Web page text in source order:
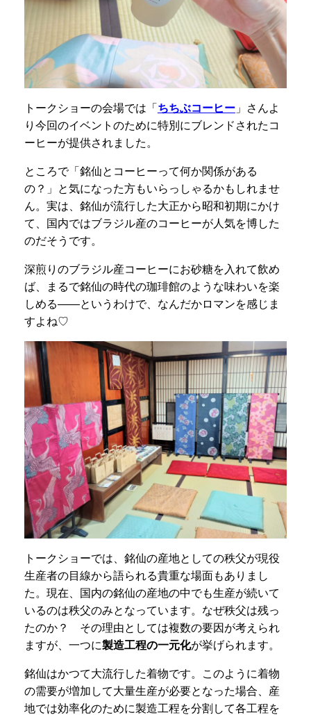
トークショーの会場では「ちちぶコーヒー」さんよ
り今回のイベントのために特別にブレンドされたコ
ーヒーが提供されました。
ところで「銘仙とコーヒーって何か関係がある
の？」と気になった方もいらっしゃるかもしれませ
ん。実は、銘仙が流行した大正から昭和初期にかけ
て、国内ではブラジル産のコーヒーが人気を博した
のだそうです。
深煎りのブラジル産コーヒーにお砂糖を入れて飲め
ば、まるで銘仙の時代の珈琲館のような味わいを楽
しめる――というわけで、なんだかロマンを感じま
すよね♡
トークショーでは、銘仙の産地としての秩父が現役
生産者の目線から語られる貴重な場面もありまし
た。現在、国内の銘仙の産地の中でも生産が続いて
いるのは秩父のみとなっています。なぜ秩父は残っ
たのか？ その理由としては複数の要因が考えられ
ますが、一つに製造工程の一元化が挙げられます。
銘仙はかつて大流行した着物です。このように着物
の需要が増加して大量生産が必要となった場合、産
地では効率化のために製造工程を分割して各工程を